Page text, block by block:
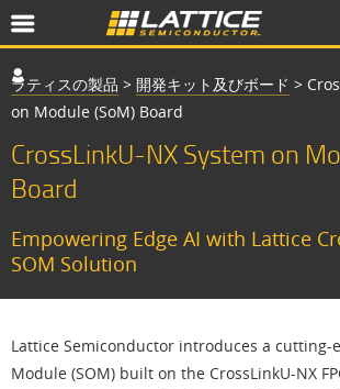
ラティスの製品 > 開発キット及びボード >
on Module (SoM) Board
CrossLinkU-NX System on
Board
Empowering Edge AI with Lattice
SOM Solution
Lattice Semiconductor introduces a cutting-
Module (SOM) built on the CrossLinkU-NX